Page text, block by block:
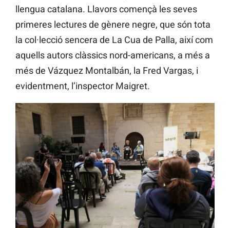
llengua catalana. Llavors començà les seves
primeres lectures de gènere negre, que són tota
la col·lecció sencera de La Cua de Palla, així com
aquells autors clàssics nord-americans, a més a
més de Vázquez Montalbán, la Fred Vargas, i
evidentment, l’inspector Maigret.